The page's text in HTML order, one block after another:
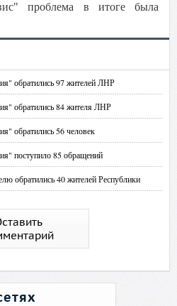
проблема в итоге была
обратились 97 жителей ЛНР
обратились 84 жителя ЛНР
обратились 56 человек
поступило 85 обращений
обратились 40 жителей Республики